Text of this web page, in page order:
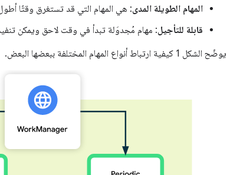
المهام الطويلة المدى: هي المهام التي قد تستغرق وقتًا أطول، ربما
قابلة للتأجيل: مهام مُجدوَلة تبدأ في وقت لاحق ويمكن
يوضّح الشكل 1 كيفية ارتباط أنواع المهام المختلفة ببعضها البعض.